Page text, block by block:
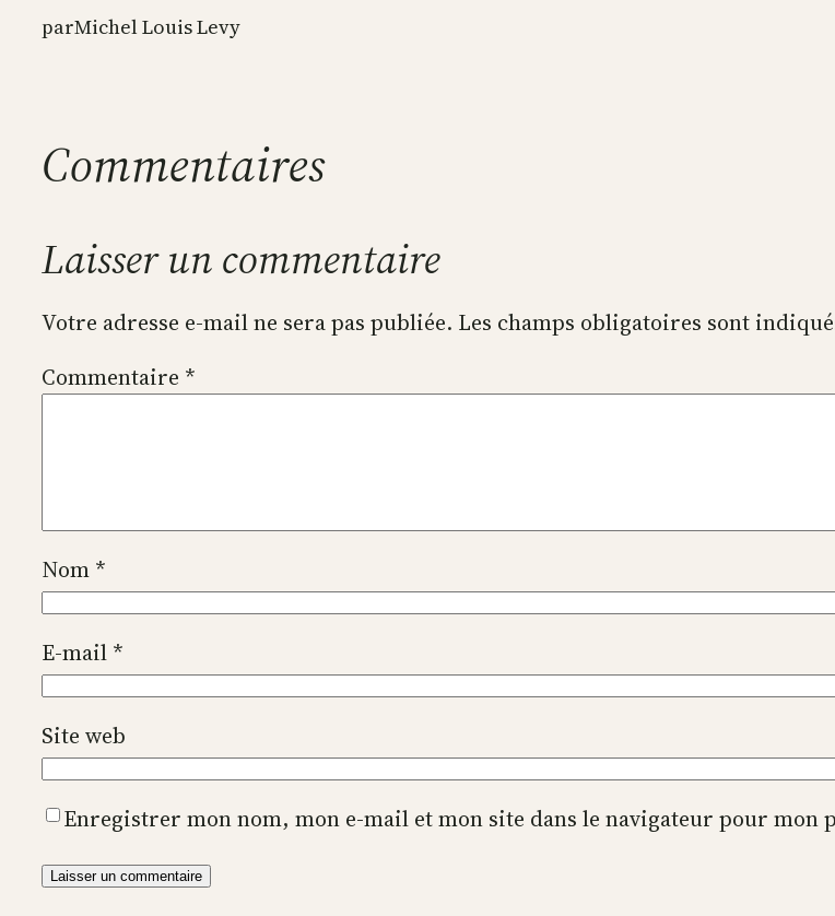
parMichel Louis Levy
Commentaires
Laisser un commentaire
Votre adresse e-mail ne sera pas publiée. Les champs obligatoires sont
Commentaire *
Nom *
E-mail *
Site web
Enregistrer mon nom, mon e-mail et mon site dans le navigateur pour mon